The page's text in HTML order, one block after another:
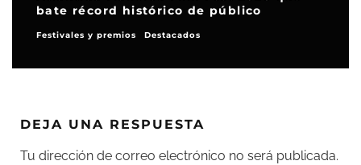
bate récord histórico de público
Festivales y premios Destacados
DEJA UNA RESPUESTA
Tu dirección de correo electrónico no será publicada.